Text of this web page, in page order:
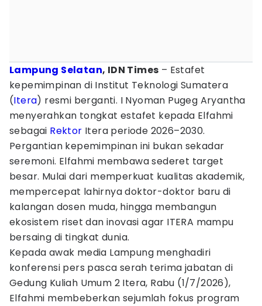
Lampung Selatan, IDN Times – Estafet
kepemimpinan di Institut Teknologi Sumatera
(Itera) resmi berganti. I Nyoman Pugeg Aryantha
menyerahkan tongkat estafet kepada Elfahmi
sebagai Rektor Itera periode 2026–2030.
Pergantian kepemimpinan ini bukan sekadar
seremoni. Elfahmi membawa sederet target
besar. Mulai dari memperkuat kualitas akademik,
mempercepat lahirnya doktor-doktor baru di
kalangan dosen muda, hingga membangun
ekosistem riset dan inovasi agar ITERA mampu
bersaing di tingkat dunia.
Kepada awak media Lampung menghadiri
konferensi pers pasca serah terima jabatan di
Gedung Kuliah Umum 2 Itera, Rabu (1/7/2026),
Elfahmi membeberkan sejumlah fokus program